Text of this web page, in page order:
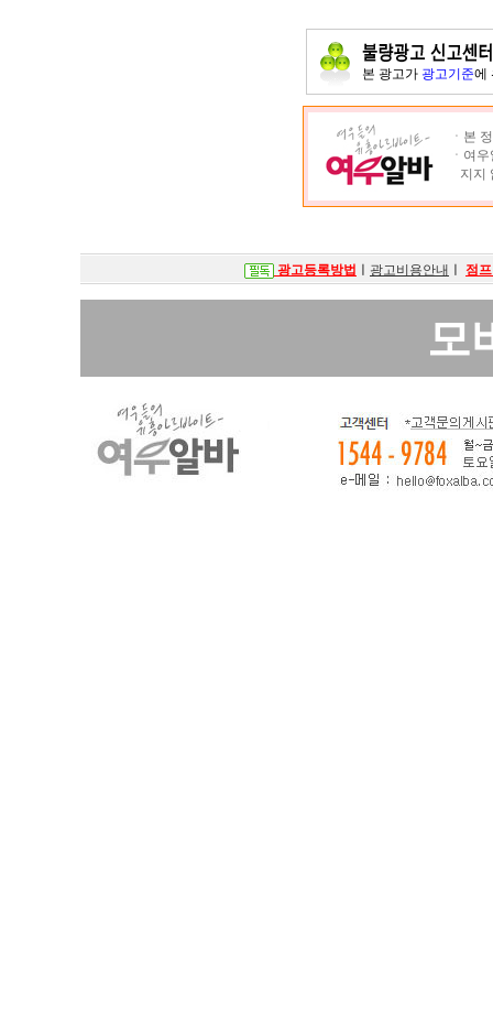
본 광고가 광고기준에
ㆍ본
ㆍ여
지지
광고등록방법 광고비용안내 점
모